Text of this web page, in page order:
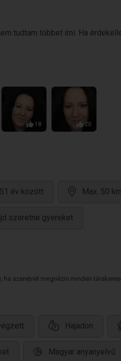
tudtam többet írni. Ha
18 20
év között Max. 50
szeretne gyereket
ha szeretnél megnézni minden
Hajadon
Magyar anyanyelvű